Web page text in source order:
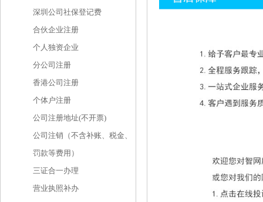
深圳公司社保登记费
合伙企业注册
个人独资企业
分公司注册
香港公司注册
个体户注册
公司注册地址(不开票)
公司注销（不含补账、税金、
罚款等费用）
三证合一办理
营业执照补办